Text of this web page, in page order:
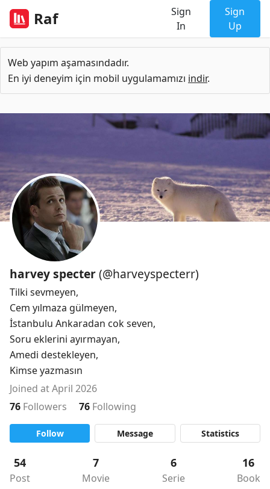
Raf
Sign
In
Sign
Up
Web yapım aşamasındadır.
En iyi deneyim için mobil uygulamamızı indir.
harvey specter(@harveyspecterr)
Tilki sevmeyen,
Cem yılmaza gülmeyen,
İstanbulu Ankaradan cok seven,
Soru eklerini ayırmayan,
Amedi destekleyen,
Kimse yazmasın
Joined at April 2026
76 Followers 76 Following
Follow Message Statistics
54
Post
7
Movie
6
Serie
16
Book